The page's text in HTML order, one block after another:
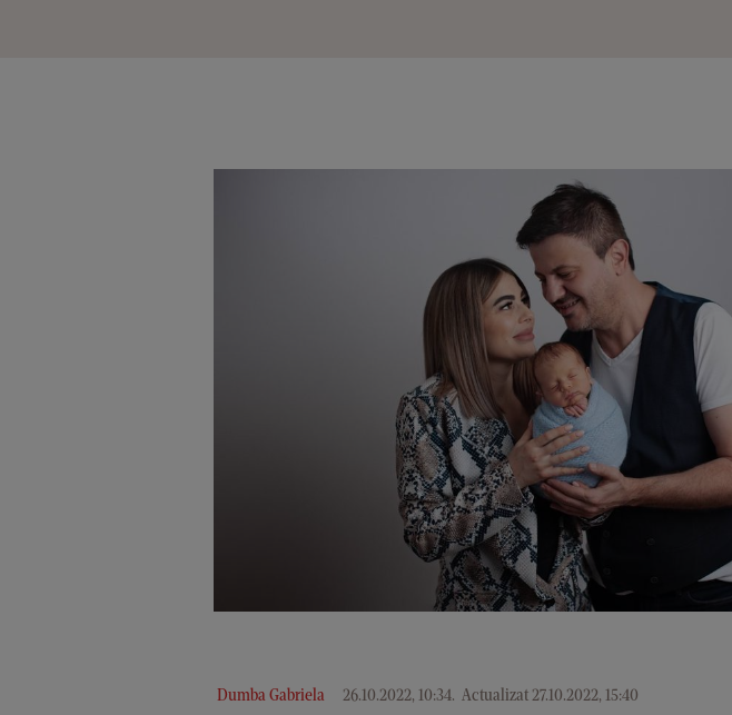
Dumba Gabriela 26.10.2022, 10:34. Actualizat 27.10.2022, 15:40